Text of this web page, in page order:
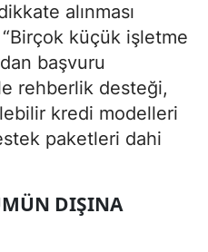
alınması
küçük işletme
başvuru
rehberlik desteği,
kredi modelleri
paketleri dahi
DIŞINA